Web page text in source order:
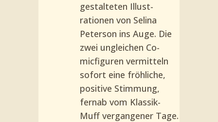
gestalteten Illust­
rationen von Selina
Peterson ins Auge. Die
zwei ungleichen Co­
micfiguren vermitteln
sofort eine fröhliche,
positive Stimmung,
fernab vom Klassik-
Muff vergan­gener Tage.